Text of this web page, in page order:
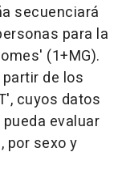
secuenciará
para la
(1+MG).
de los
cuyos datos
evaluar
por sexo y